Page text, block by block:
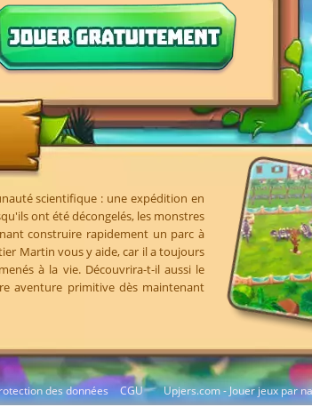
des données CGU Upjers.com - Jouer jeux par
scientifique : une expédition en
ont été décongelés, les monstres
construire rapidement un parc à
Martin vous y aide, car il a toujours
à la vie. Découvrira-t-il aussi le
aventure primitive dès maintenant